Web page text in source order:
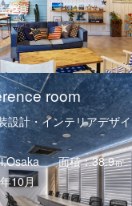
2月
room
設計・インテリアデザ
面積：38.9㎡
10月